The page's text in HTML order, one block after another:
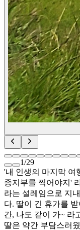
1/29
'내 인생의 마지막 여
종지부를 찍어야지'
라는 설레임으로 지
다. 딸이 긴 휴가를
간, 나도 같이 가~ 라
딸은 약간 부담스러